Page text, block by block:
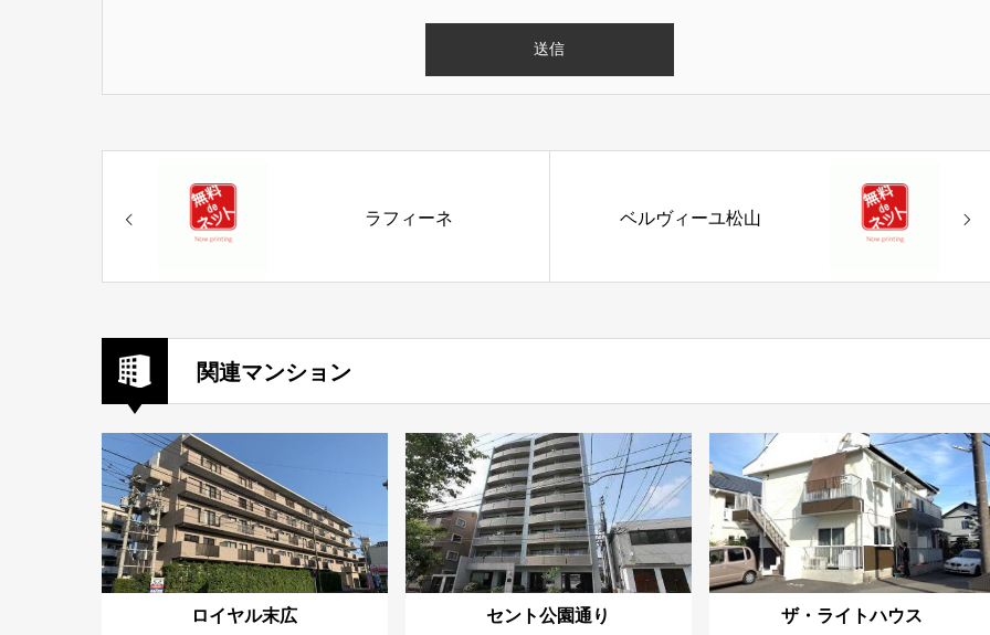
ラフィーネ ベルヴィーユ松山
関連マンション
ロイヤル末広 セント公園通り ザ・ライトハウス